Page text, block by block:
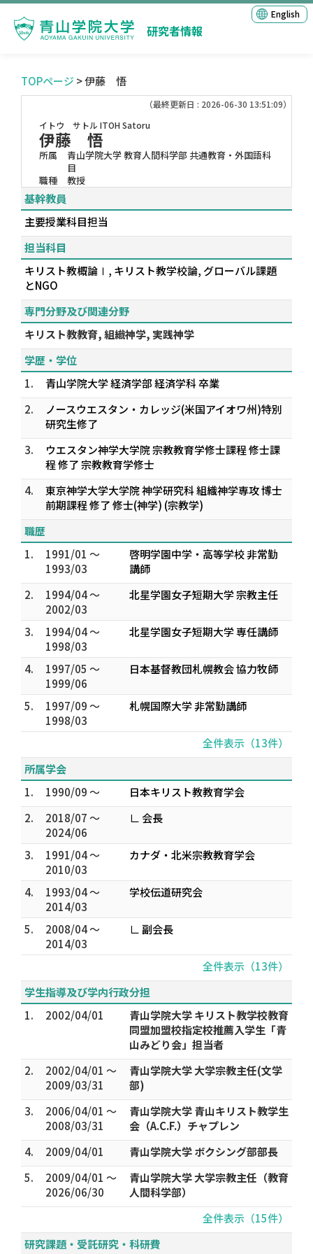
研究者情報
English
TOPページ > 伊藤 悟
（最終更新日 : 2026-06-30 13:51:09）
イトウ サトル ITOH Satoru
伊藤 悟
所属
青山学院大学 教育人間科学部 共通教育・外国語科
目
職種
教授
基幹教員
主要授業科目担当
担当科目
キリスト教概論Ⅰ, キリスト教学校論, グローバル課題
とNGO
専門分野及び関連分野
キリスト教教育, 組織神学, 実践神学
学歴・学位
1.
青山学院大学 経済学部 経済学科 卒業
2.
ノースウエスタン・カレッジ(米国アイオワ州)特別
研究生修了
3.
ウエスタン神学大学院 宗教教育学修士課程 修士課
程 修了 宗教教育学修士
4.
東京神学大学大学院 神学研究科 組織神学専攻 博士
前期課程 修了 修士(神学) (宗教学)
職歴
1.
1991/01 ～
1993/03
啓明学園中学・高等学校 非常勤
講師
2.
1994/04 ～
2002/03
北星学園女子短期大学 宗教主任
3.
1994/04 ～
1998/03
北星学園女子短期大学 専任講師
4.
1997/05 ～
1999/06
日本基督教団札幌教会 協力牧師
5.
1997/09 ～
1998/03
札幌国際大学 非常勤講師
全件表示（13件）
所属学会
1.
1990/09 ～
日本キリスト教教育学会
2.
2018/07 ～
2024/06
∟ 会長
3.
1991/04 ～
2010/03
カナダ・北米宗教教育学会
4.
1993/04 ～
2014/03
学校伝道研究会
5.
2008/04 ～
2014/03
∟ 副会長
全件表示（13件）
学生指導及び学内行政分担
1.
2002/04/01
青山学院大学 キリスト教学校教育
同盟加盟校指定校推薦入学生「青
山みどり会」担当者
2.
2002/04/01 ～
2009/03/31
青山学院大学 大学宗教主任(文学
部)
3.
2006/04/01 ～
2008/03/31
青山学院大学 青山キリスト教学生
会（A.C.F.）チャプレン
4.
2009/04/01
青山学院大学 ボクシング部部長
5.
2009/04/01 ～
2026/06/30
青山学院大学 大学宗教主任（教育
人間科学部）
全件表示（15件）
研究課題・受託研究・科研費